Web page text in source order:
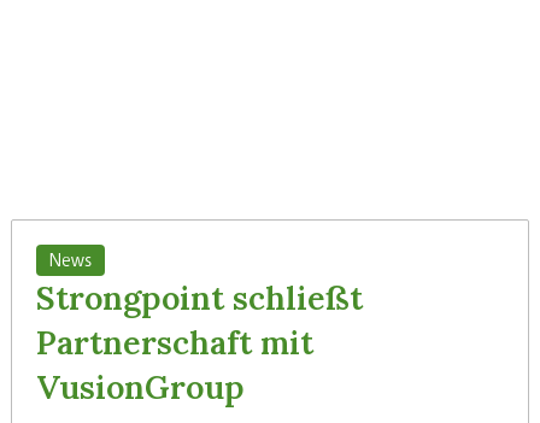
News
Strongpoint schließt
Partnerschaft mit
VusionGroup